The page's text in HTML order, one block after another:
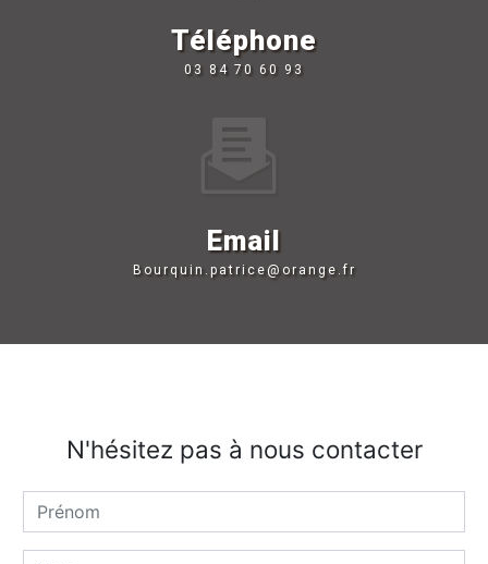
Téléphone
03 84 70 60 93
Email
bourquin.patrice@orange.fr
N'hésitez pas à nous contacter